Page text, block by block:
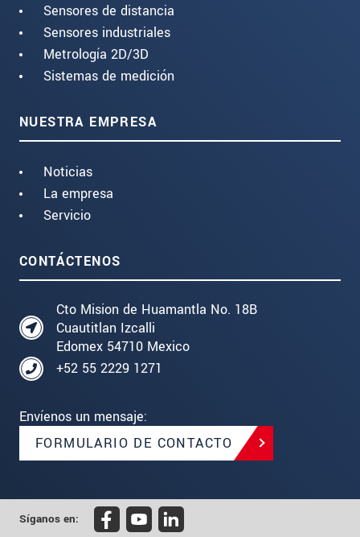
Sensores de distancia
Sensores industriales
Metrología 2D/3D
Sistemas de medición
NUESTRA EMPRESA
Noticias
La empresa
Servicio
CONTÁCTENOS
Cto Mision de Huamantla No. 18B
Cuautitlan Izcalli
Edomex 54710 Mexico
+52 55 2229 1271
Envíenos un mensaje:
FORMULARIO DE CONTACTO
Síganos en: